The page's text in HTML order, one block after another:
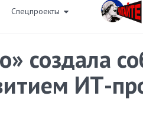
Спецпроекты
создала
ИТ-